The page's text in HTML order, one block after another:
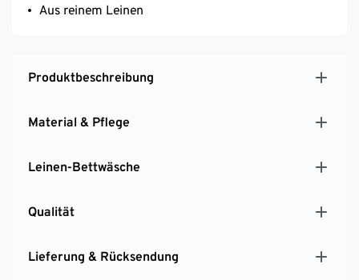
Aus reinem Leinen
Produktbeschreibung
Material & Pflege
Leinen-Bettwäsche
Qualität
Lieferung & Rücksendung